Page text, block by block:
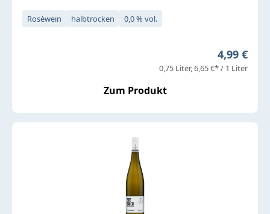
Roséwein halbtrocken 0,0 % vol.
Regulärer
4,99 €
0,75 Liter 6,65 €* / 1 Liter
Zum Produkt